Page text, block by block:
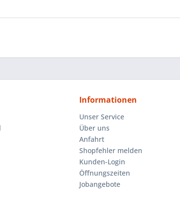
Informationen
Unser Service
Über uns
Anfahrt
Shopfehler melden
Kunden-Login
Öffnungszeiten
Jobangebote